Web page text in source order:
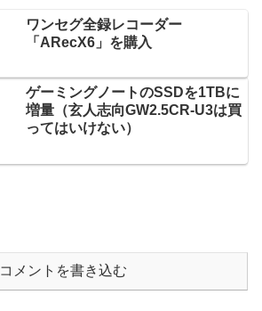
ワンセグ全録レコーダー
「ARecX6」を購入
ゲーミングノートのSSDを1TBに
増量（玄人志向GW2.5CR-U3は買
ってはいけない）
コメントを書き込む